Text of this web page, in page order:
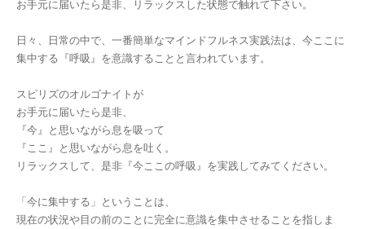
お手元に届いたら是非、リラックスした状態で触れて下さい。
日々、日常の中で、一番簡単なマインドフルネス実践法は、今ここに
集中する『呼吸』を意識することと言われています。
スピリズのオルゴナイトが
お手元に届いたら是非、
『今』と思いながら息を吸って
『ここ』と思いながら息を吐く。
リラックスして、是非『今ここの呼吸』を実践してみてください。
「今に集中する」ということは、
現在の状況や目の前のことに完全に意識を集中させることを指しま